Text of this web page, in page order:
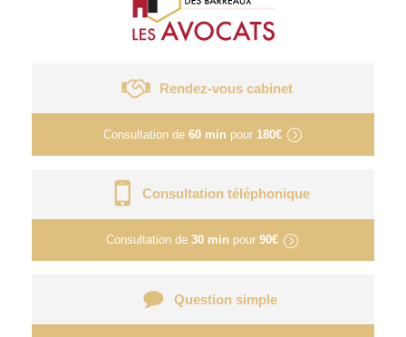
Rendez-vous cabinet
Consultation de 60 min pour 180€
Consultation téléphonique
Consultation de 30 min pour 90€
Question simple